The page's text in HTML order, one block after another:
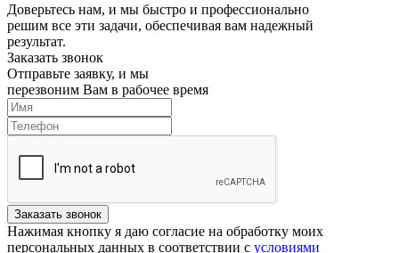
Доверьтесь нам, и мы быстро и профессионально
решим все эти задачи, обеспечивая вам надежный
результат.
Заказать звонок
Отправьте заявку, и мы
перезвоним Вам в рабочее время
Заказать звонок
Нажимая кнопку я даю согласие на обработку моих
персональных данных в соответствии с условиями